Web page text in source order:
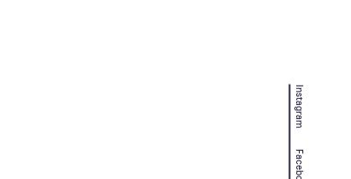
Instagram
Facebook